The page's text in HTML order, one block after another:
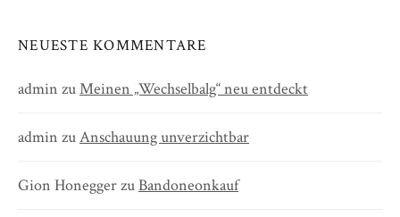
NEUESTE KOMMENTARE
admin zuMeinen „Wechselbalg“ neu entdeckt
admin zuAnschauung unverzichtbar
Gion HoneggerzuBandoneonkauf